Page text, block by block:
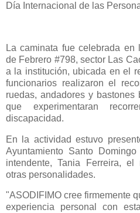
Día Internacional de las
La caminata fue celebrada
de Febrero #798, sector Las
a la institución, ubicada en el
funcionarios realizaron el
ruedas, andadores y
que experimentaran
discapacidad.
En la actividad estuvo
Ayuntamiento Santo
intendente, Tania Ferreira, el
otras personalidades.
"ASODIFIMO cree firmemente
experiencia personal con